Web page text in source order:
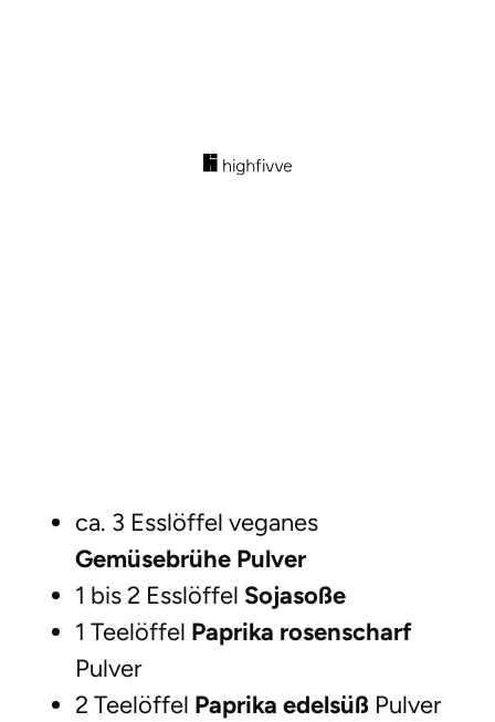
ca. 3 Esslöffel veganes
Gemüsebrühe Pulver
1 bis 2 Esslöffel Sojasoße
1 Teelöffel Paprika rosenscharf
Pulver
2 Teelöffel Paprika edelsüß Pulver